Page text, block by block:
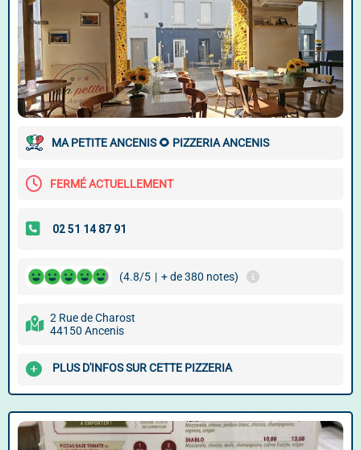
MA PETITE ANCENIS 🌻 PIZZERIA ANCENIS ️
FERMÉ ACTUELLEMENT
(4.8/5 | + de 380 notes)
2 Rue de Charost
44150 Ancenis
PLUS D'INFOS SUR CETTE PIZZERIA